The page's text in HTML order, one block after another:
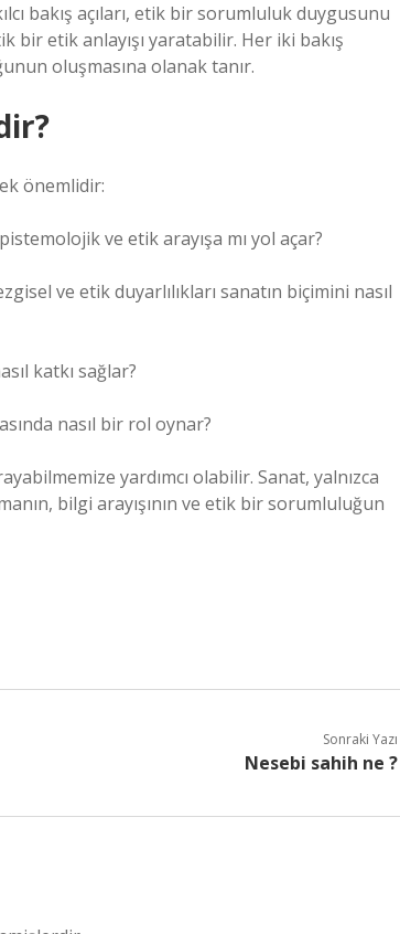
bakış açıları, etik bir sorumluluk duygusunu
bir etik anlayışı yaratabilir. Her iki bakış
oluşmasına olanak tanır.
önemlidir:
ve etik arayışa mı yol açar?
ve etik duyarlılıkları sanatın biçimini nasıl
katkı sağlar?
nasıl bir rol oynar?
yardımcı olabilir. Sanat, yalnızca
bilgi arayışının ve etik bir sorumluluğun
Sonraki Yazı
Nesebi sahih ne ?